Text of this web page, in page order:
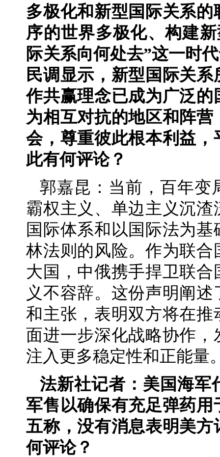
多极化和新型国际关系
序的世界多极化、构建
际关系向何处去”这一时
民调显示，新型国际关
作共赢理念已成为广泛
为相互对抗的地区和阵
会，尊重彼此根本利益
此有何评论？
郭嘉昆：当前，百年变
霸权主义、单边主义沉
国际体系和以国际法为
林法则的风险。作为联
大国，中俄携手捍卫联
义不容辞。这份声明阐
和主张，表明双方将在
面进一步深化战略协作
注入更多稳定性和正能量
法新社记者：美国海军
军售以确保有充足弹药
五称，没有消息表明美
何评论？